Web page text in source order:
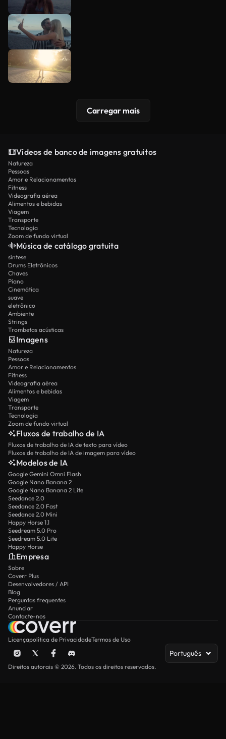
Carregar mais
Vídeos de banco de imagens gratuitos
Natureza
Pessoas
Amor e Relacionamentos
Fitness
Videografia aérea
Alimentos e bebidas
Viagem
Transporte
Tecnologia
Zoom de fundo virtual
Música de catálogo gratuita
síntese
Drums Eletrônicos
Chaves
Piano
Cinemática
suave
eletrônico
Ambiente
Strings
Trombetas acústicas
Imagens
Natureza
Pessoas
Amor e Relacionamentos
Fitness
Videografia aérea
Alimentos e bebidas
Viagem
Transporte
Tecnologia
Zoom de fundo virtual
Fluxos de trabalho de IA
Fluxos de trabalho de IA de texto para vídeo
Fluxos de trabalho de IA de imagem para vídeo
Modelos de IA
Google Gemini Omni Flash
Google Nano Banana 2
Google Nano Banana 2 Lite
Seedance 2.0
Seedance 2.0 Fast
Seedance 2.0 Mini
Happy Horse 1.1
Seedream 5.0 Pro
Seedream 5.0 Lite
Happy Horse
Empresa
Sobre
Coverr Plus
Desenvolvedores / API
Blog
Perguntas frequentes
Anunciar
Contacte-nos
Licençapolítica de PrivacidadeTermos de Uso
Português
Direitos autorais © 2026. Todos os direitos reservados.